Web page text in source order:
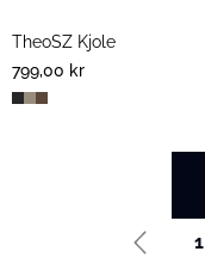
NYHET
TheoSZ Kjole
799,00 kr
1